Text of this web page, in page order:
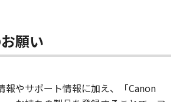
願い
報やサポート情報に加え、「Canon